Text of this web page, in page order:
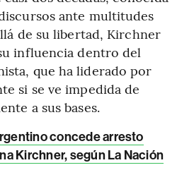
ante multitudes
de su libertad, Kirchner
influencia dentro del
que ha liderado por
si se ve impedida de
a sus bases.
concede arresto
Kirchner, según La Nación